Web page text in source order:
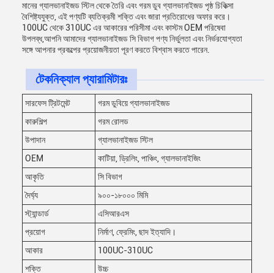
মানের গ্যালভানাইজড স্টিল থেকে তৈরি এবং গরম ডুব গ্যালভানাইজড পৃষ্ঠ চিকিত্সা
বৈশিষ্ট্যযুক্ত, এই পণ্যটি ব্যতিক্রমী শক্তি এবং জারা প্রতিরোধের অফার করে।
100UC থেকে 310UC এর আকারের পরিসীমা এবং কাস্টম OEM পরিষেবা
উপলব্ধ,আপনি আমাদের গ্যালভানাইজড সি বিভাগ পণ্য নির্ভুলতা এবং নির্ভরযোগ্যতা
সঙ্গে আপনার প্রকল্পের প্রয়োজনীয়তা পূরণ করতে বিশ্বাস করতে পারেন.
টেকনিক্যাল প্যারামিটারঃ
সারফেস ট্রিটমেন্ট
গরম ডুবিয়ে গ্যালভানাইজড
কারুশিল্প
গরম রোলড
উপাদান
গ্যালভানাইজড স্টিল
OEM
কাটিয়া, ড্রিলিং, পাঞ্চিং, গ্যালভানাইজিং
আকৃতি
সি বিভাগ
দৈর্ঘ্য
৯০০-১৮০০০ মিমি
স্ট্যান্ডার্ড
এসিআরএস
প্রয়োগ
নির্মাণ, ফ্রেমিং, ছাদ ইত্যাদি।
আকার
100UC-310UC
শক্তি
উচ্চ